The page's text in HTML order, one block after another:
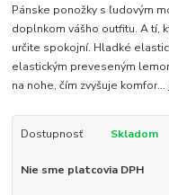
Pánske ponožky s ľudovým
doplnkom vášho outfitu. A tí,
určite spokojní. Hladké
elastickým preveseným
na nohe, čím zvyšuje komfor...
Dostupnosť Skladom
Nie sme platcovia DPH